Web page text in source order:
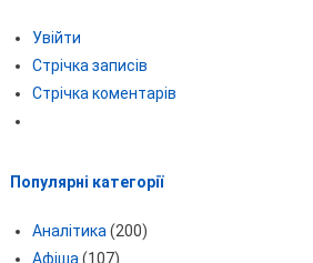
Увійти
Стрічка записів
Стрічка коментарів
Популярні категорії
Аналітика (200)
Афіша (107)